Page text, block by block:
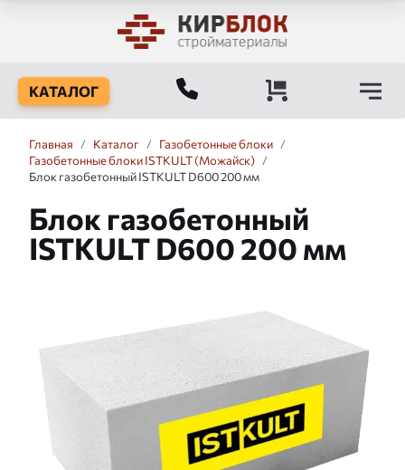
КАТАЛОГ
Главная / Каталог / Газобетонные блоки /
Газобетонные блоки ISTKULT (Можайск) /
Блок газобетонный ISTKULT D600 200 мм
Блок газобетонный
ISTKULT D600 200 мм